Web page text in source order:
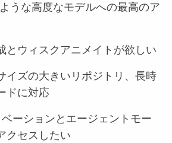
うな高度なモデルへの最高のア
とウィスクアニメイトが欲しい
イズの大きいリポジトリ、長時
ドに対応
ーションとエージェントモー
クセスしたい